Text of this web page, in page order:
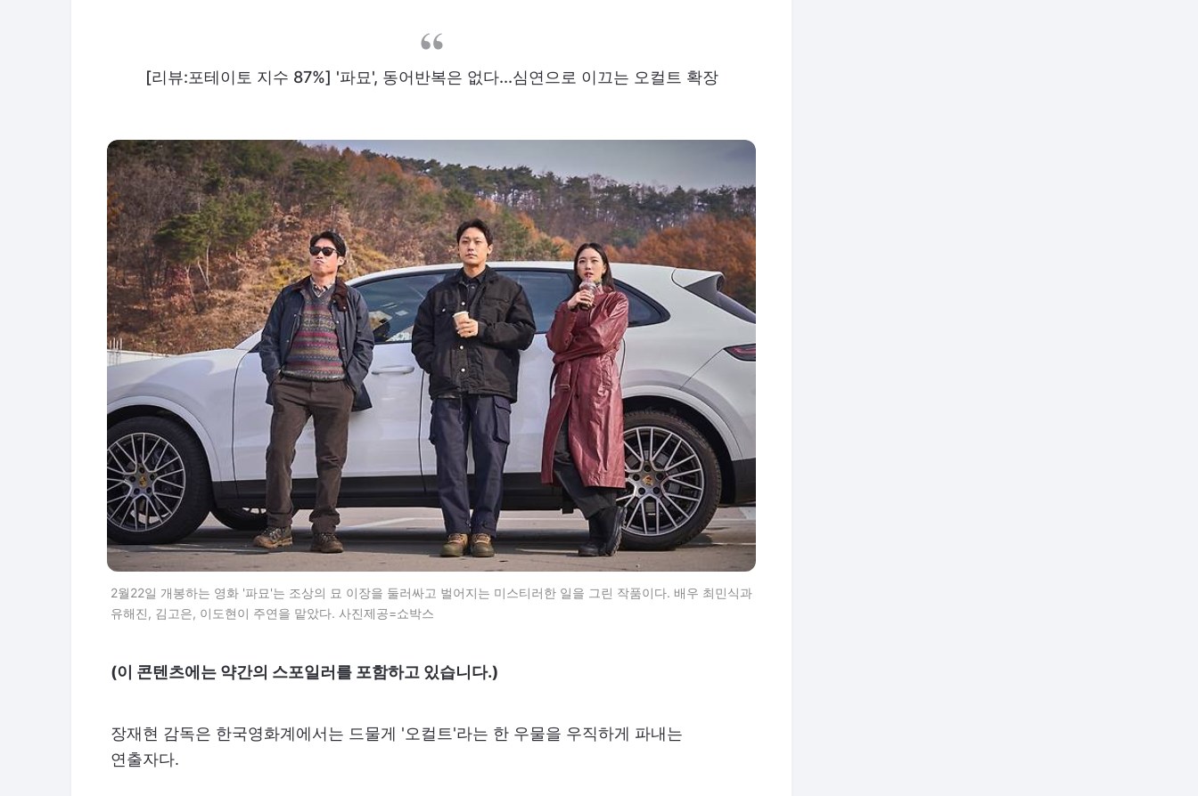
[리뷰:포테이토 지수 87%] '파묘', 동어반복은 없다...심연으로 이끄는 오컬트 확장
2월22일 개봉하는 영화 '파묘'는 조상의 묘 이장을 둘러싸고 벌어지는 미스티러한 일을 그린 작품이다. 배우 최민식과
유해진, 김고은, 이도현이 주연을 맡았다. 사진제공=쇼박스
(이 콘텐츠에는 약간의 스포일러를 포함하고 있습니다.)
장재현 감독은 한국영화계에서는 드물게 '오컬트'라는 한 우물을 우직하게 파내는
연출자다.